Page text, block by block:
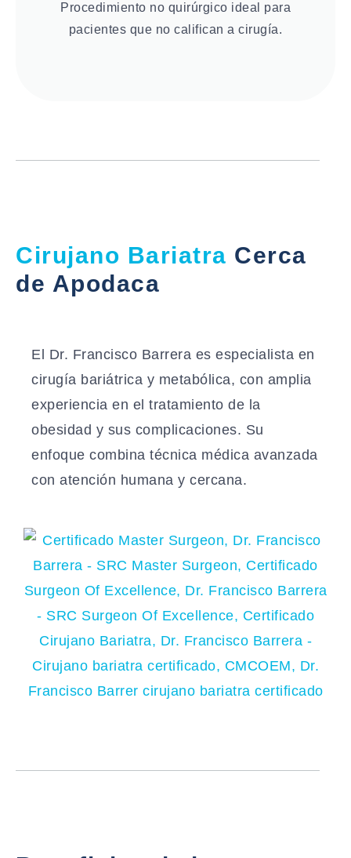
Procedimiento no quirúrgico ideal para
pacientes que no califican a cirugía.
Cirujano Bariatra Cerca
de Apodaca
El Dr. Francisco Barrera es especialista en
cirugía bariátrica y metabólica, con amplia
experiencia en el tratamiento de la
obesidad y sus complicaciones. Su
enfoque combina técnica médica avanzada
con atención humana y cercana.